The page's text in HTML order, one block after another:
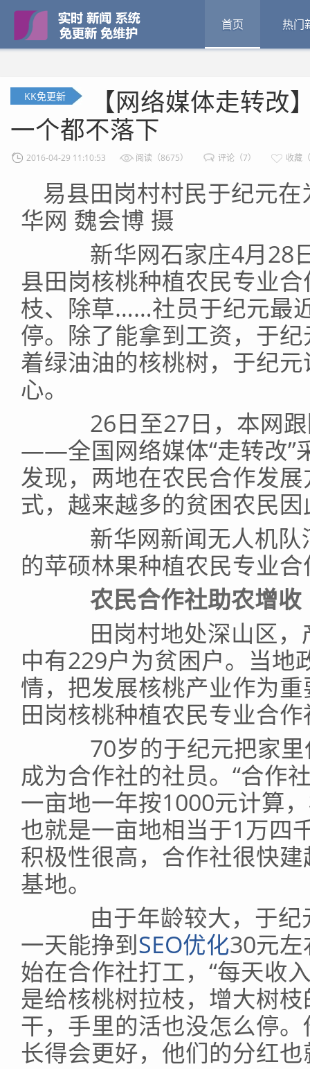
首页 热门
KK免更新
【网络媒体走转改
一个都不落下
2016-04-29 11:10:53 阅读（8675） 评论（7） 收藏
易县田岗村村民于纪元
华网 魏会博 摄
新华网石家庄4月28
县田岗核桃种植农民专业
枝、除草……社员于纪元最
停。除了能拿到工资，于
着绿油油的核桃树，于纪
心。
26日至27日，本网跟
——全国网络媒体“走转改”
发现，两地在农民合作发
式，越来越多的贫困农民
新华网新闻无人机队
的苹硕林果种植农民专业
农民合作社助农增收
田岗村地处深山区，
中有229户为贫困户。当地
情，把发展核桃产业作为
田岗核桃种植农民专业合
70岁的于纪元把家里
成为合作社的社员。“合作
一亩地一年按1000元计算
也就是一亩地相当于1万四
积极性很高，合作社很快
基地。
由于年龄较大，于纪
一天能挣到SEO优化30元
始在合作社打工，“每天收
是给核桃树拉枝，增大树
干，手里的活也没怎么停
长得会更好，他们的分红